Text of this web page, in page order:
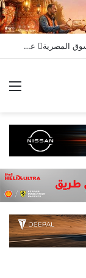
جي بي أوتو تستعد لإطلاق علامة iCAUR في السوق المصرية علامة عالمية جديدة لسيارات الطاقة الجديدة تجمع بين التكنولوجيا الذكية والتصميم الجريء وروح المغامر